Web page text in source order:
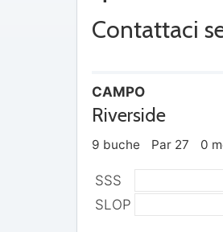
Contattaci
CAMPO
Riverside
9 buche Par 27 0
SSS
SLOP